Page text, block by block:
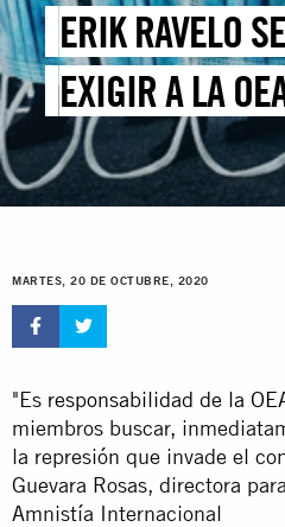
ERIK RAVELO
EXIGIR A LA
A LA
REGIÓN
MARTES, 20 DE OCTUBRE, 2020
"Es responsabilidad de la
miembros buscar,
la represión que invade el
Guevara Rosas, directora
Amnistía Internacional